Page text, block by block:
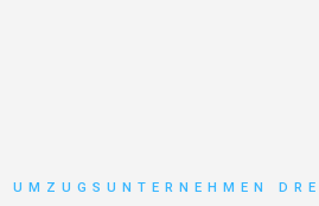
UMZUGSUNTERNEHMEN